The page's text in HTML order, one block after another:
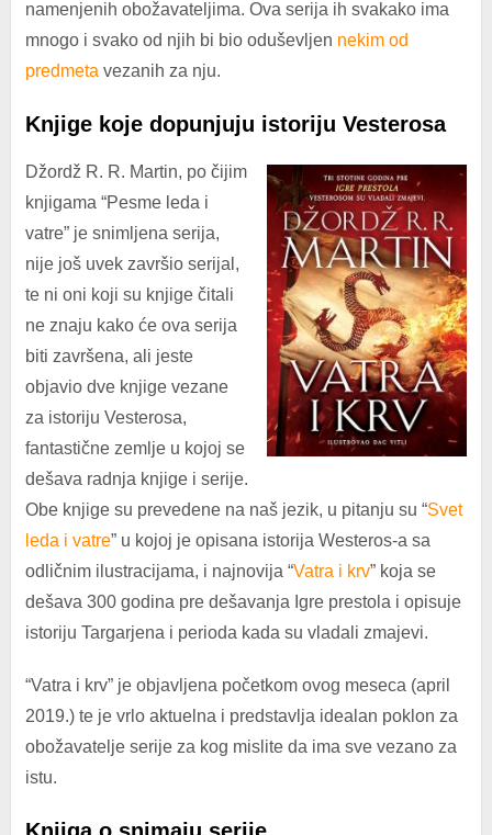
namenjenih obožavateljima. Ova serija ih svakako ima
mnogo i svako od njih bi bio oduševljen nekim od
predmeta vezanih za nju.
Knjige koje dopunjuju istoriju Vesterosa
Džordž R. R. Martin, po čijim
knjigama “Pesme leda i
vatre” je snimljena serija,
nije još uvek završio serijal,
te ni oni koji su knjige čitali
ne znaju kako će ova serija
biti završena, ali jeste
objavio dve knjige vezane
za istoriju Vesterosa,
fantastične zemlje u kojoj se
dešava radnja knjige i serije.
Obe knjige su prevedene na naš jezik, u pitanju su “Svet
leda i vatre” u kojoj je opisana istorija Westeros-a sa
odličnim ilustracijama, i najnovija “Vatra i krv” koja se
dešava 300 godina pre dešavanja Igre prestola i opisuje
istoriju Targarjena i perioda kada su vladali zmajevi.
“Vatra i krv” je objavljena početkom ovog meseca (april
2019.) te je vrlo aktuelna i predstavlja idealan poklon za
obožavatelje serije za kog mislite da ima sve vezano za
istu.